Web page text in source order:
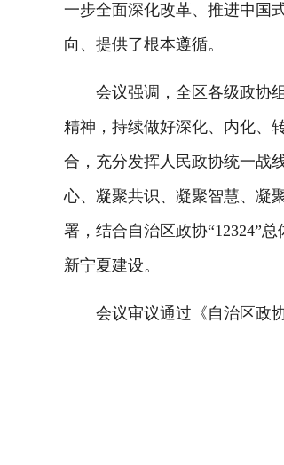
一步全面深化改革、推进中国
向、提供了根本遵循。
会议强调，全区各级政协组
精神，持续做好深化、内化、
合，充分发挥人民政协统一战
心、凝聚共识、凝聚智慧、凝
署，结合自治区政协“12324”
新宁夏建设。
会议审议通过《自治区政协